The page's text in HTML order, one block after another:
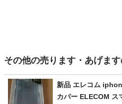
その他の売ります・あげま
新品 エレコム
カバ